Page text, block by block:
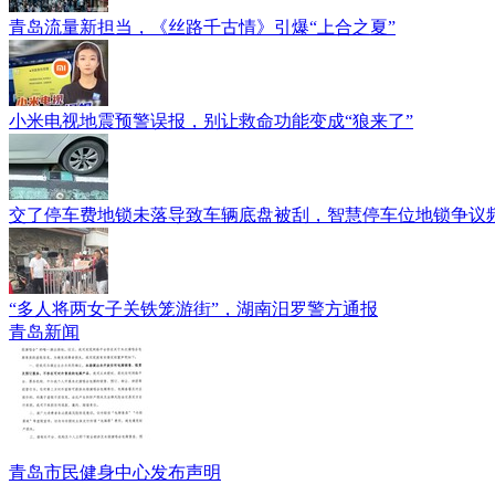
青岛流量新担当，《丝路千古情》引爆“上合之夏”
小米电视地震预警误报，别让救命功能变成“狼来了”
交了停车费地锁未落导致车辆底盘被刮，智慧停车位地锁争议
“多人将两女子关铁笼游街”，湖南汨罗警方通报
青岛新闻
青岛市民健身中心发布声明